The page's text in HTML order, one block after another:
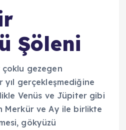
Şöleni
gezegen
yıl gerçekleşmediğine
Venüs ve Jüpiter gibi
Merkür ve Ay ile birlikte
gökyüzü